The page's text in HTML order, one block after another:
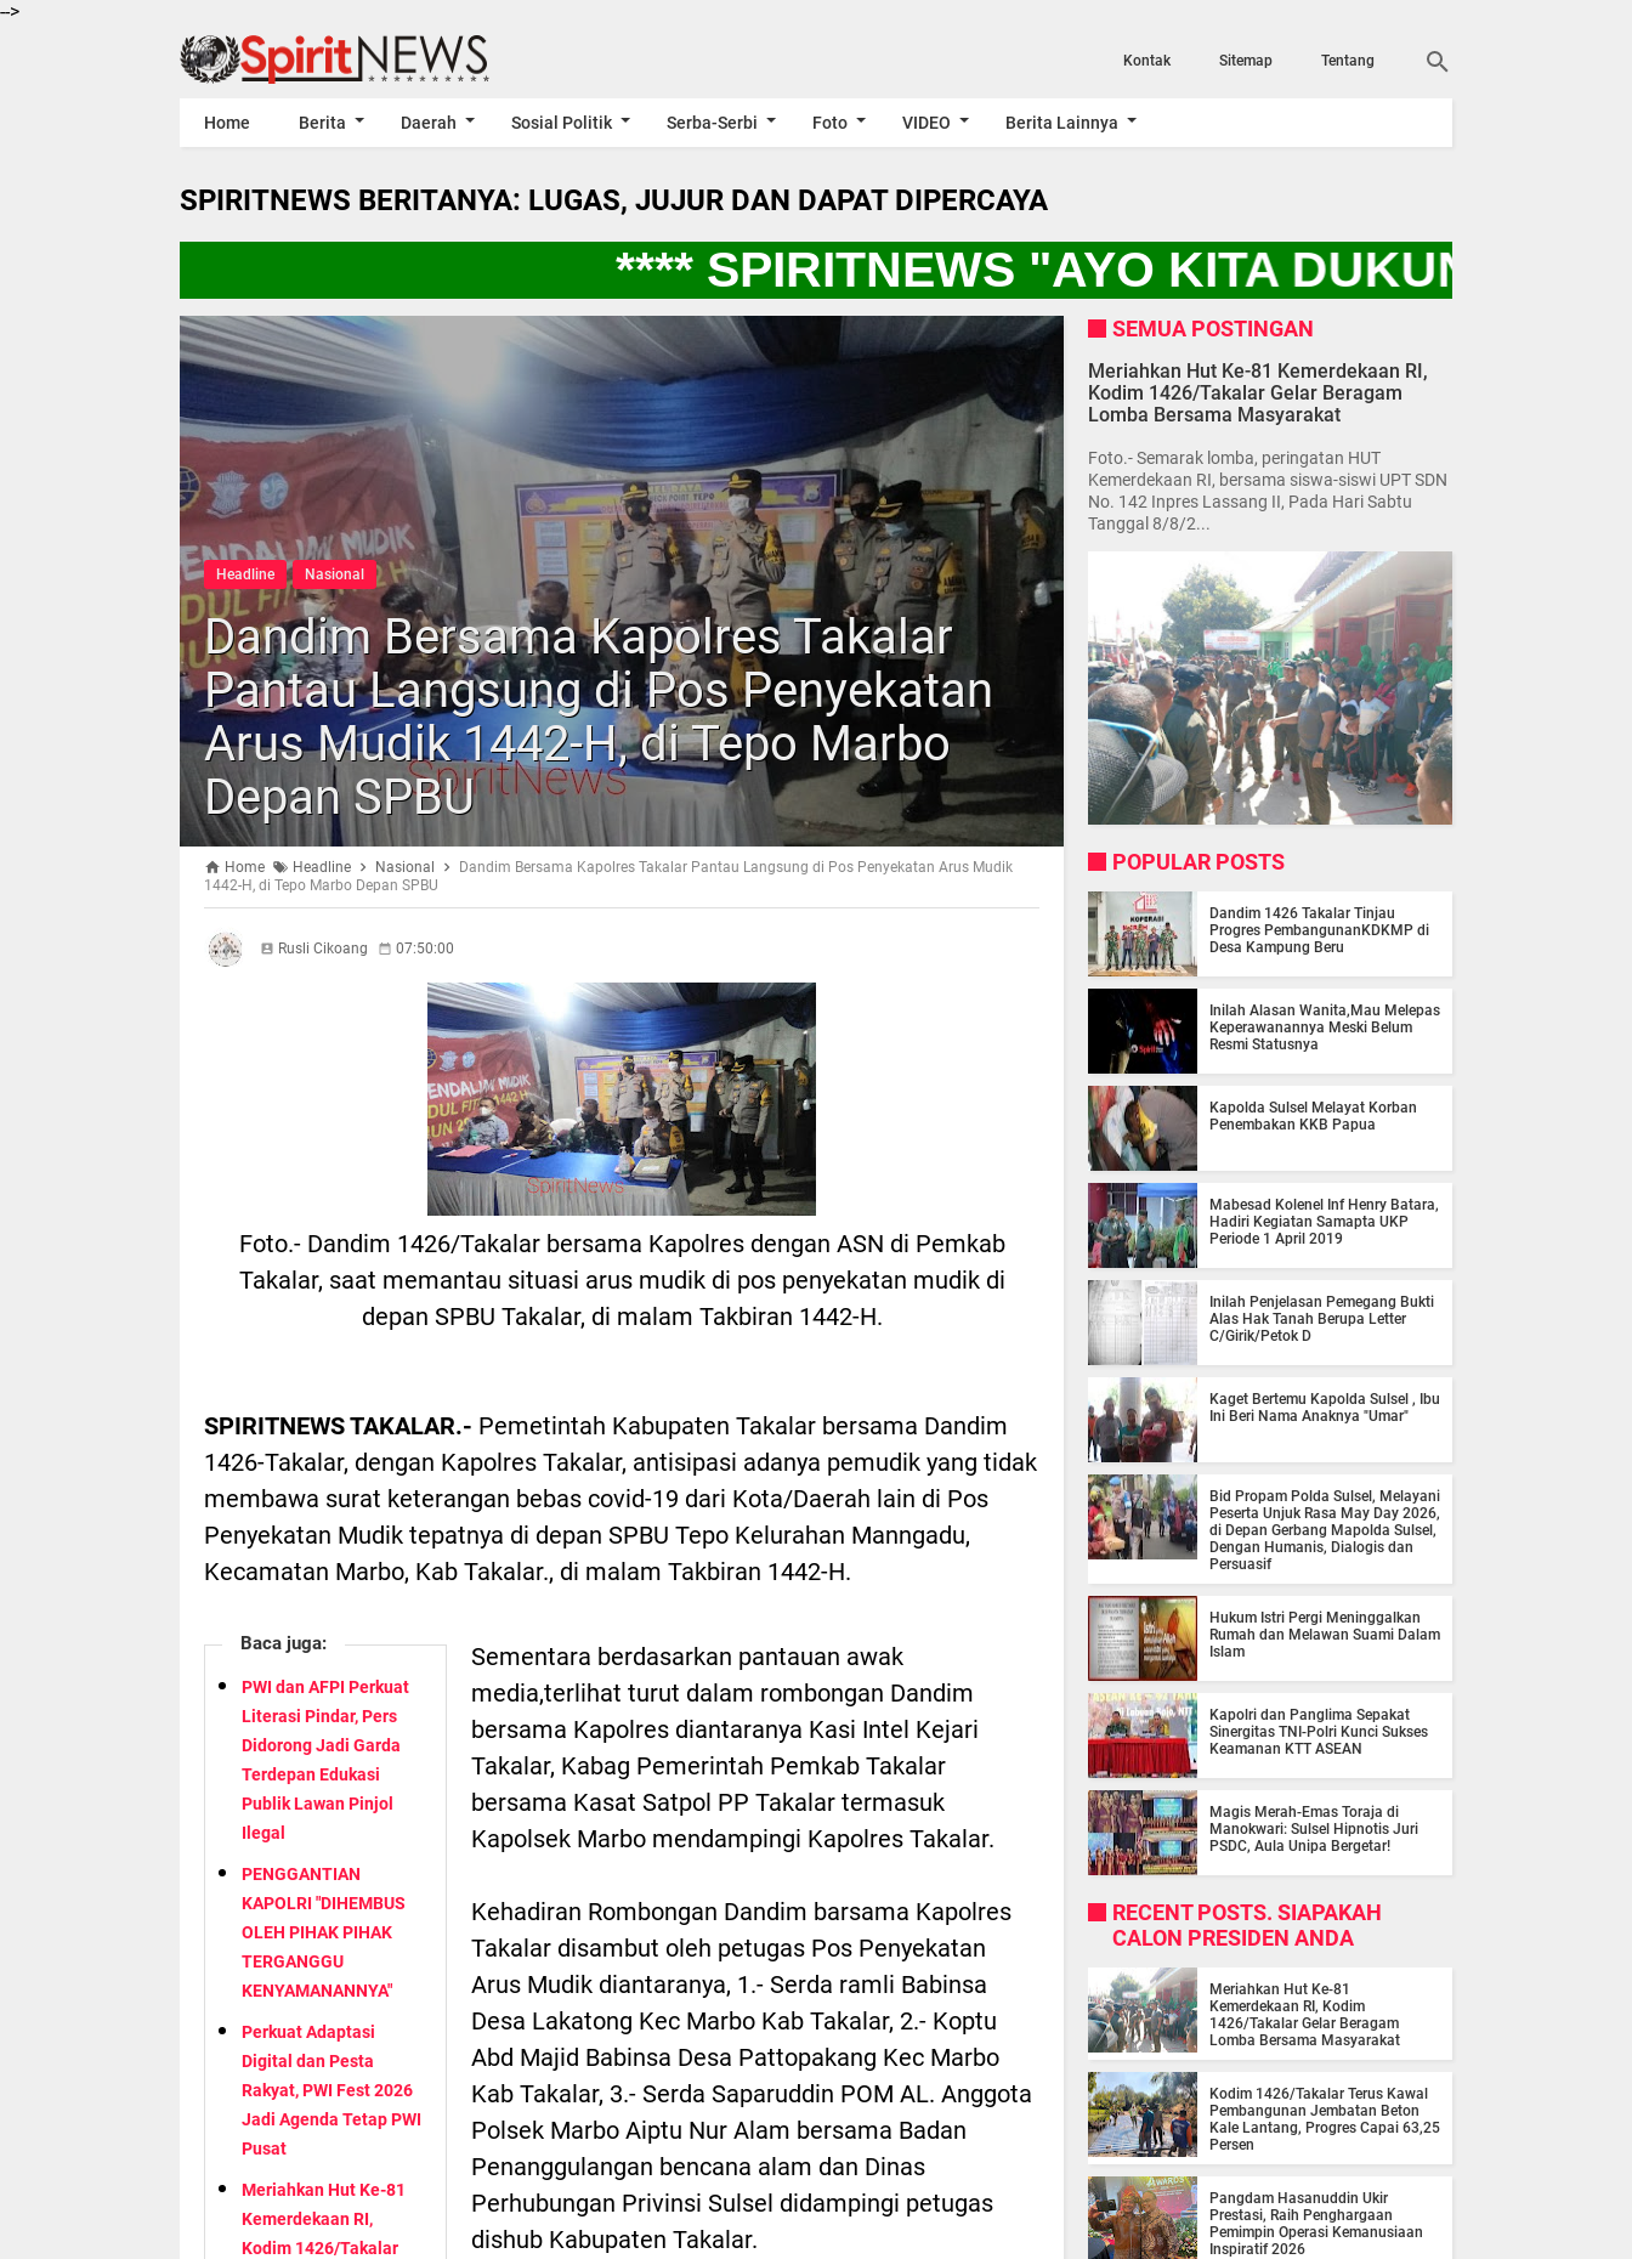
-->
Kontak Sitemap Tentang
Home Berita Daerah Sosial Politik Serba-Serbi Foto VIDEO Berita Lainnya
SPIRITNEWS BERITANYA: LUGAS, JUJUR DAN DAPAT DIPERCAYA
**** SPIRITNEWS "AYO KITA DUKUNG
Headline Nasional
Dandim Bersama Kapolres Takalar
Pantau Langsung di Pos Penyekatan
Arus Mudik 1442-H, di Tepo Marbo
Depan SPBU
Home Headline Nasional
Dandim Bersama Kapolres Takalar Pantau Langsung di Pos Penyekatan Arus Mudik
1442-H, di Tepo Marbo Depan SPBU
Rusli Cikoang 07:50:00
Foto.- Dandim 1426/Takalar bersama Kapolres dengan ASN di Pemkab
Takalar, saat memantau situasi arus mudik di pos penyekatan mudik di
depan SPBU Takalar, di malam Takbiran 1442-H.
SPIRITNEWS TAKALAR.- Pemetintah Kabupaten Takalar bersama Dandim
1426-Takalar, dengan Kapolres Takalar, antisipasi adanya pemudik yang tidak
membawa surat keterangan bebas covid-19 dari Kota/Daerah lain di Pos
Penyekatan Mudik tepatnya di depan SPBU Tepo Kelurahan Manngadu,
Kecamatan Marbo, Kab Takalar., di malam Takbiran 1442-H.
Baca juga:
PWI dan AFPI Perkuat
Literasi Pindar, Pers
Didorong Jadi Garda
Terdepan Edukasi
Publik Lawan Pinjol
Ilegal
PENGGANTIAN
KAPOLRI "DIHEMBUS
OLEH PIHAK PIHAK
TERGANGGU
KENYAMANANNYA"
Perkuat Adaptasi
Digital dan Pesta
Rakyat, PWI Fest 2026
Jadi Agenda Tetap PWI
Pusat
Meriahkan Hut Ke-81
Kemerdekaan RI,
Kodim 1426/Takalar
Sementara berdasarkan pantauan awak
media,terlihat turut dalam rombongan Dandim
bersama Kapolres diantaranya Kasi Intel Kejari
Takalar, Kabag Pemerintah Pemkab Takalar
bersama Kasat Satpol PP Takalar termasuk
Kapolsek Marbo mendampingi Kapolres Takalar.
Kehadiran Rombongan Dandim barsama Kapolres
Takalar disambut oleh petugas Pos Penyekatan
Arus Mudik diantaranya, 1.- Serda ramli Babinsa
Desa Lakatong Kec Marbo Kab Takalar, 2.- Koptu
Abd Majid Babinsa Desa Pattopakang Kec Marbo
Kab Takalar, 3.- Serda Saparuddin POM AL. Anggota
Polsek Marbo Aiptu Nur Alam bersama Badan
Penanggulangan bencana alam dan Dinas
Perhubungan Privinsi Sulsel didampingi petugas
dishub Kabupaten Takalar.
SEMUA POSTINGAN
Meriahkan Hut Ke-81 Kemerdekaan RI,
Kodim 1426/Takalar Gelar Beragam
Lomba Bersama Masyarakat
Foto.- Semarak lomba, peringatan HUT
Kemerdekaan RI, bersama siswa-siswi UPT SDN
No. 142 Inpres Lassang II, Pada Hari Sabtu
Tanggal 8/8/2...
POPULAR POSTS
Dandim 1426 Takalar Tinjau
Progres PembangunanKDKMP di
Desa Kampung Beru
Inilah Alasan Wanita,Mau Melepas
Keperawanannya Meski Belum
Resmi Statusnya
Kapolda Sulsel Melayat Korban
Penembakan KKB Papua
Mabesad Kolenel Inf Henry Batara,
Hadiri Kegiatan Samapta UKP
Periode 1 April 2019
Inilah Penjelasan Pemegang Bukti
Alas Hak Tanah Berupa Letter
C/Girik/Petok D
Kaget Bertemu Kapolda Sulsel , Ibu
Ini Beri Nama Anaknya "Umar"
Bid Propam Polda Sulsel, Melayani
Peserta Unjuk Rasa May Day 2026,
di Depan Gerbang Mapolda Sulsel,
Dengan Humanis, Dialogis dan
Persuasif
Hukum Istri Pergi Meninggalkan
Rumah dan Melawan Suami Dalam
Islam
Kapolri dan Panglima Sepakat
Sinergitas TNI-Polri Kunci Sukses
Keamanan KTT ASEAN
Magis Merah-Emas Toraja di
Manokwari: Sulsel Hipnotis Juri
PSDC, Aula Unipa Bergetar!
RECENT POSTS. SIAPAKAH
CALON PRESIDEN ANDA
Meriahkan Hut Ke-81
Kemerdekaan RI, Kodim
1426/Takalar Gelar Beragam
Lomba Bersama Masyarakat
Kodim 1426/Takalar Terus Kawal
Pembangunan Jembatan Beton
Kale Lantang, Progres Capai 63,25
Persen
Pangdam Hasanuddin Ukir
Prestasi, Raih Penghargaan
Pemimpin Operasi Kemanusiaan
Inspiratif 2026